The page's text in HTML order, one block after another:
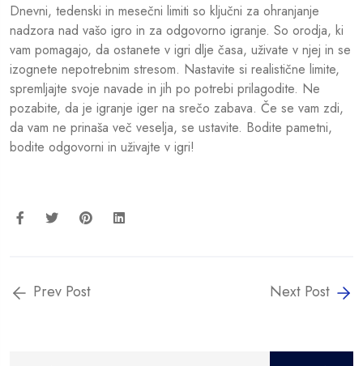
Dnevni, tedenski in mesečni limiti so ključni za ohranjanje
nadzora nad vašo igro in za odgovorno igranje. So orodja, ki
vam pomagajo, da ostanete v igri dlje časa, uživate v njej in se
izognete nepotrebnim stresom. Nastavite si realistične limite,
spremljajte svoje navade in jih po potrebi prilagodite. Ne
pozabite, da je igranje iger na srečo zabava. Če se vam zdi,
da vam ne prinaša več veselja, se ustavite. Bodite pametni,
bodite odgovorni in uživajte v igri!
Prev Post Next Post